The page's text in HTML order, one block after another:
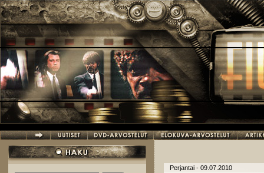
Hyppää pääsisältöön
Perjantai - 09.07.2010